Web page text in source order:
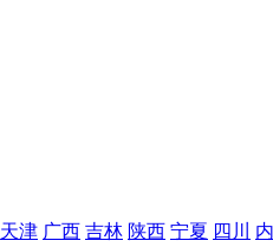
天津 广西 吉林 陕西 宁夏 四川